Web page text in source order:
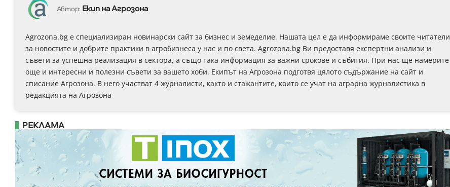
Автор: Екип на Агрозона
Agrozona.bg e специализиран новинарски сайт за бизнес и земеделие. Нашата цел е да информираме своите читатели
за новостите и добрите практики в агробизнеса у нас и по света. Agrozona.bg Ви предоставя експертни анализи и
съвети за успешна реализация в сектора, а също така информация за важни срокове и събития. При нас ще намерите
още и интересни и полезни съвети за вашето хоби. Екипът на Агрозона подготвя цялото съдържание на сайт и
списание Агрозона. В него участват 4 журналисти, както и стажантите, които се учат на аграрна журналистика в
редакцията на Агрозона
РЕКЛАМА